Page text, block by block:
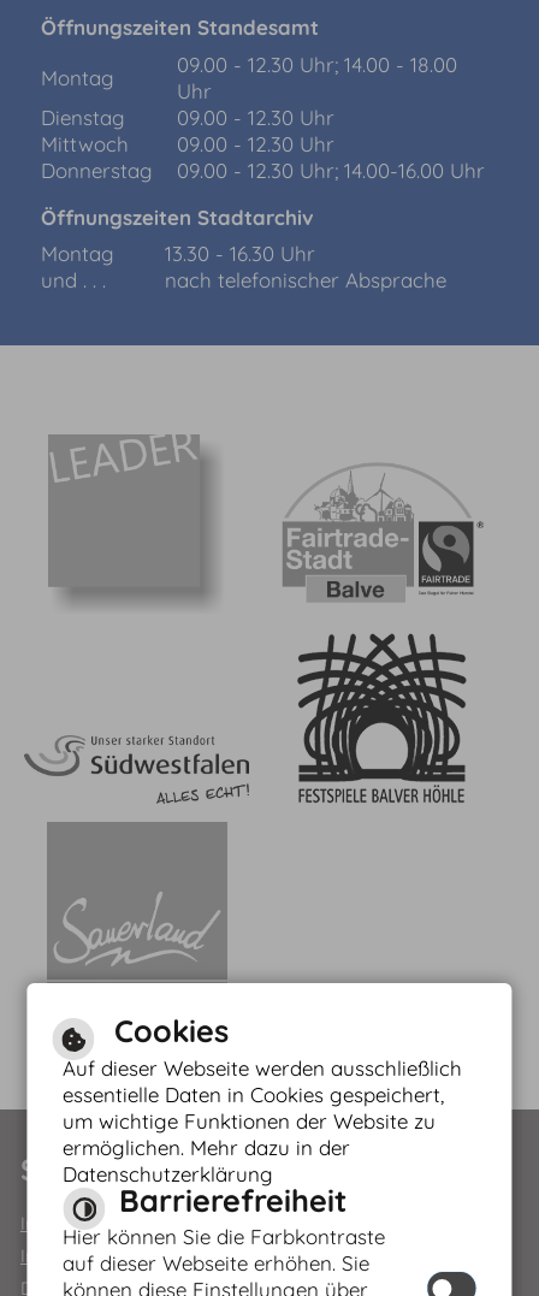
Öffnungszeiten Standesamt
Montag
09.00 - 12.30 Uhr; 14.00 - 18.00
Uhr
Dienstag
09.00 - 12.30 Uhr
Mittwoch
09.00 - 12.30 Uhr
Donnerstag
09.00 - 12.30 Uhr; 14.00-16.00 Uhr
Öffnungszeiten Stadtarchiv
Montag
13.30 - 16.30 Uhr
und . . .
nach telefonischer Absprache
Service
Impressum
Inhaltsverzeichnis
Datenschutzerklärung
Leichte Sprache
Gebärdensprache
Cookies
Auf dieser Webseite werden ausschließlich
essentielle Daten in Cookies gespeichert,
um wichtige Funktionen der Website zu
ermöglichen. Mehr dazu in der
Datenschutzerklärung
Barrierefreiheit
Hier können Sie die Farbkontraste
auf dieser Webseite erhöhen. Sie
können diese Einstellungen über